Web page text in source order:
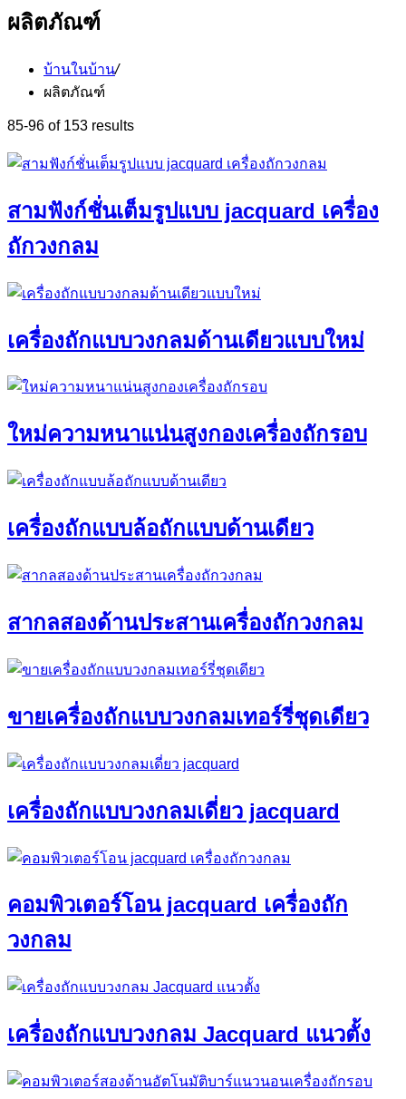
ผลิตภัณฑ์
บ้านในบ้าน/
ผลิตภัณฑ์
85-96 of 153 results
สามฟังก์ชั่นเต็มรูปแบบ jacquard เครื่อง
ถักวงกลม
เครื่องถักแบบวงกลมด้านเดียวแบบใหม่
ใหม่ความหนาแน่นสูงกองเครื่องถักรอบ
เครื่องถักแบบล้อถักแบบด้านเดียว
สากลสองด้านประสานเครื่องถักวงกลม
ขายเครื่องถักแบบวงกลมเทอร์รี่ชุดเดียว
เครื่องถักแบบวงกลมเดี่ยว jacquard
คอมพิวเตอร์โอน jacquard เครื่องถัก
วงกลม
เครื่องถักแบบวงกลม Jacquard แนวตั้ง